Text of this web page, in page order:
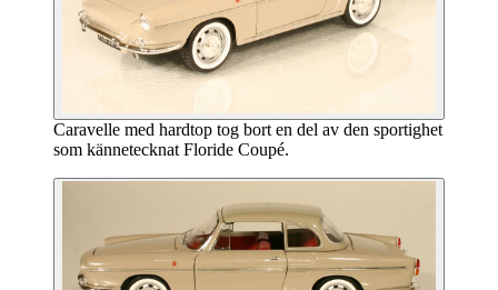
Caravelle med hardtop tog bort en del av den sportighet
som kännetecknat Floride Coupé.